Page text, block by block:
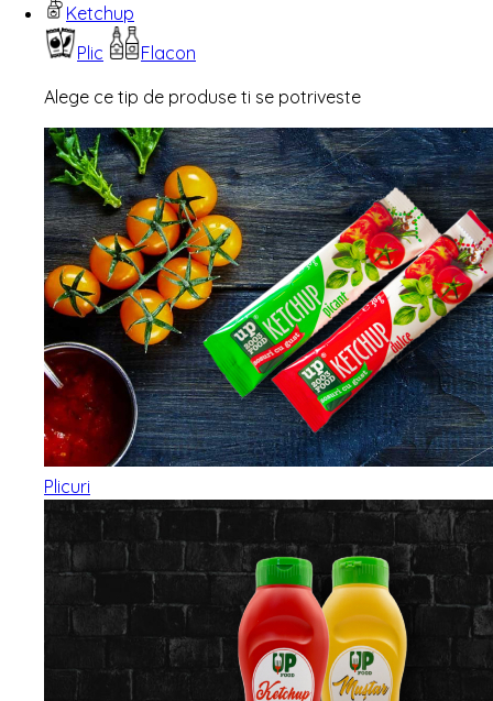
Ketchup
Plic
Flacon
Alege ce tip de produse ti se potriveste
Plicuri